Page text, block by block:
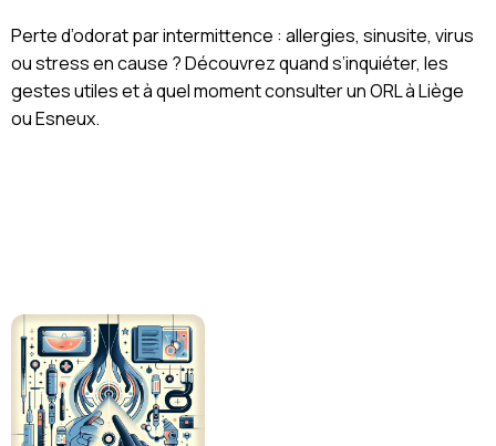
Perte d’odorat par intermittence : allergies, sinusite, virus
ou stress en cause ? Découvrez quand s’inquiéter, les
gestes utiles et à quel moment consulter un ORL à Liège
ou Esneux.